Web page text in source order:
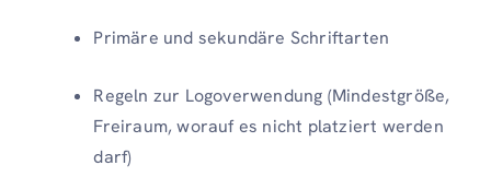
Primäre und sekundäre Schriftarten
Regeln zur Logoverwendung (Mindestgröße,
Freiraum, worauf es nicht platziert werden
darf)